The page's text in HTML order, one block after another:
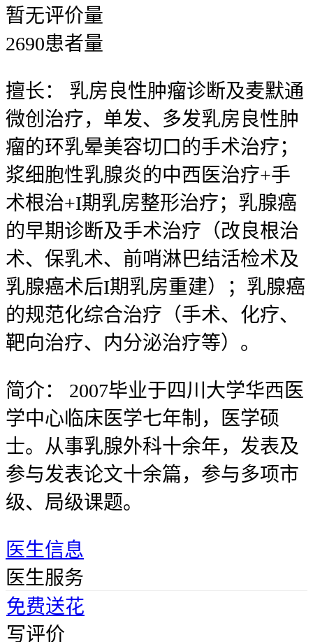
暂无评价量
2690患者量
擅长：
乳房良性肿瘤诊断及麦默通
微创治疗，单发、多发乳房良性肿
瘤的环乳晕美容切口的手术治疗；
浆细胞性乳腺炎的中西医治疗+手
术根治+I期乳房整形治疗；乳腺癌
的早期诊断及手术治疗（改良根治
术、保乳术、前哨淋巴结活检术及
乳腺癌术后I期乳房重建）；乳腺癌
的规范化综合治疗（手术、化疗、
靶向治疗、内分泌治疗等）。
简介：
2007毕业于四川大学华西医
学中心临床医学七年制，医学硕
士。从事乳腺外科十余年，发表及
参与发表论文十余篇，参与多项市
级、局级课题。
医生信息
医生服务
免费送花
写评价